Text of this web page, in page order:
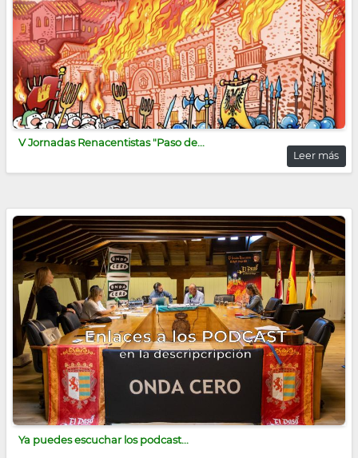
V Jornadas Renacentistas "Paso de...
Leer más
Ya puedes escuchar los podcast...